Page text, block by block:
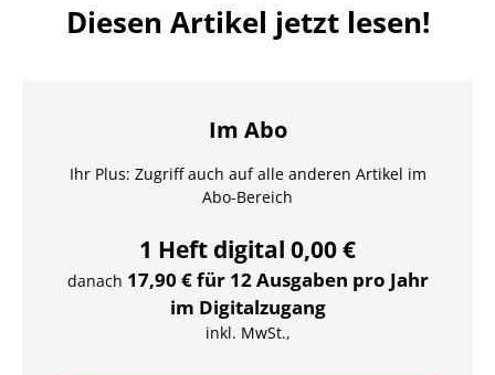
Diesen Artikel jetzt lesen!
Im Abo
Ihr Plus: Zugriff auch auf alle anderen Artikel im
Abo-Bereich
1 Heft digital 0,00 €
danach 17,90 € für 12 Ausgaben pro Jahr
im Digitalzugang
inkl. MwSt.,